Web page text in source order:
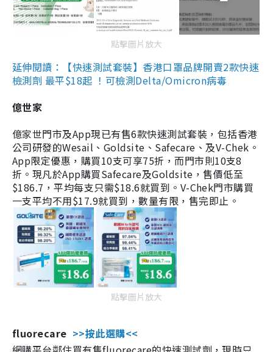
點擊圖片放大
延伸閱讀：【快速測試套裝】香港口罩品牌開賣2款快速
檢測劑 最平$18起 ！可檢測Delta/Omicron病毒
億世家
億家世門市及App現已有售6款快速測試套裝，包括香港
公司研發的Wesail、Goldsite、Safecare、及V-Chek。
App限定優惠，購買10支可享75折，而門市則10支8
折。現凡於App購買Safecare及Goldsite，售價低至
$186.7，平均每支只需$18.6就買到。V-Chek門市購買
一支平均不用$17.9就買到，數量有限，售完即止。
點擊圖片放大
fluorecare >>按此選購<<